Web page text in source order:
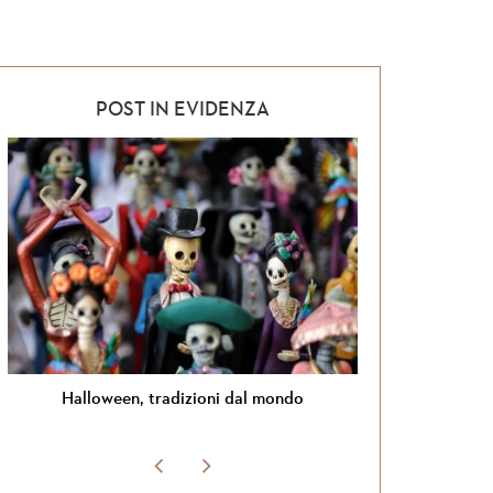
POST IN EVIDENZA
Halloween, tradizioni dal mondo